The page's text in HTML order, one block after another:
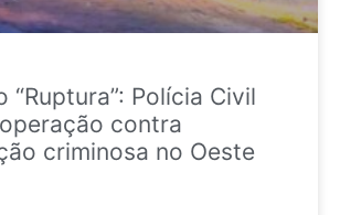
“Ruptura”: Polícia Civil
contra
criminosa no Oeste